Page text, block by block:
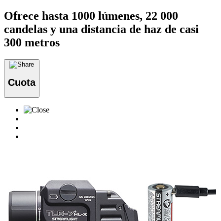
Ofrece hasta 1000 lúmenes, 22 000
candelas y una distancia de haz de casi
300 metros
Cuota